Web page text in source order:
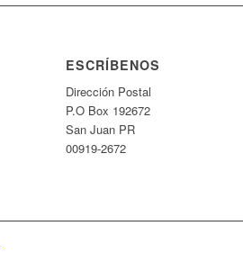
ESCRÍBENOS
Dirección Postal
P.O Box 192672
San Juan PR
00919-2672